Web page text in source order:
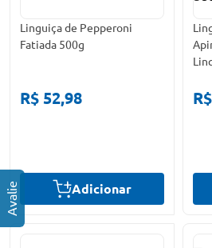
Linguiça de Pepperoni
Fatiada 500g
R$ 52,98
Adicionar